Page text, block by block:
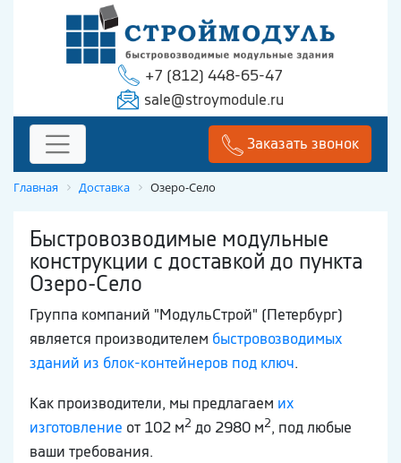
+7 (812) 448-65-47
sale@stroymodule.ru
Заказать звонок
Главная Доставка Озеро-Село
Быстровозводимые модульные
конструкции с доставкой до пункта
Озеро-Село
Группа компаний "МодульСтрой" (Петербург)
является производителем быстровозводимых
зданий из блок-контейнеров под ключ.
Как производители, мы предлагаем их
изготовление от 102 м2 до 2980 м2, под любые
ваши требования.